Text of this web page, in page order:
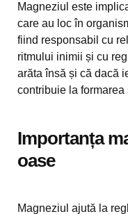
Magneziul este
care au loc în
fiind responsabil cu
ritmului inimii și cu
arăta însă și că dacă
contribuie la
Importanța
oase
Magneziul ajută la